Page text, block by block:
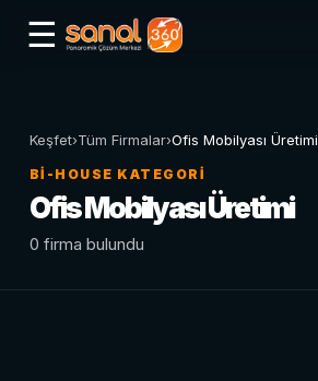
☰
Keşfet›Tüm Firmalar›Ofis Mobilyası Üretimi
BI-HOUSE KATEGORI
Ofis Mobilyası Üretimi
0 firma bulundu